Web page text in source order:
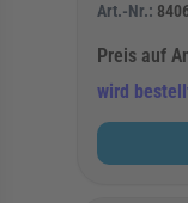
Art.-Nr.:
Preis auf
wird